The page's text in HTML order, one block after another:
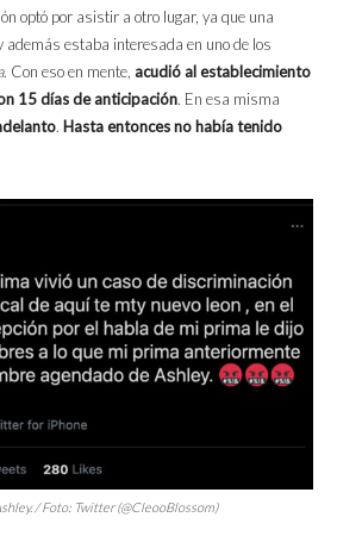
optó por asistir a otro lugar, ya que una
además estaba interesada en uno de los
. Con eso en mente, acudió al establecimiento
15 días de anticipación. En esa misma
. Hasta entonces no había tenido
/ Foto: Twitter (@CleooBlossom)